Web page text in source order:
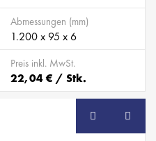
Abmessungen (mm)
1.200 x 95 x 6
Preis inkl. MwSt.
22,04 € / Stk.
SB